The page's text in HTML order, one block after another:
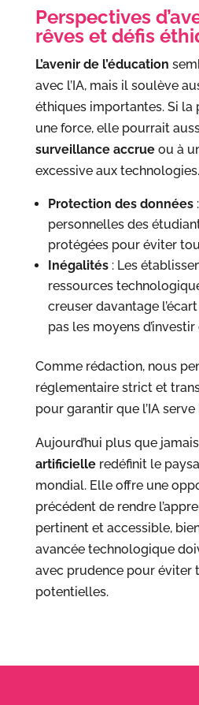
Perspectives
rêves et défis
L’avenir de l’éducation
avec l’IA, mais il soulève
éthiques importantes. Si la
une force, elle pourrait
surveillance accrueou à
excessive aux technologies.
Protection des données
personnelles des
protégées pour éviter
Inégalités: Les
ressources
creuser davantage
pas les moyens d’investir
Comme rédaction, nous
réglementaire strict et
pour garantir que l’IA
Aujourd’hui plus que
artificielleredéfinit le
mondial. Elle offre une
précédent de rendre
pertinent et accessible,
avancée technologique
avec prudence pour éviter
potentielles.